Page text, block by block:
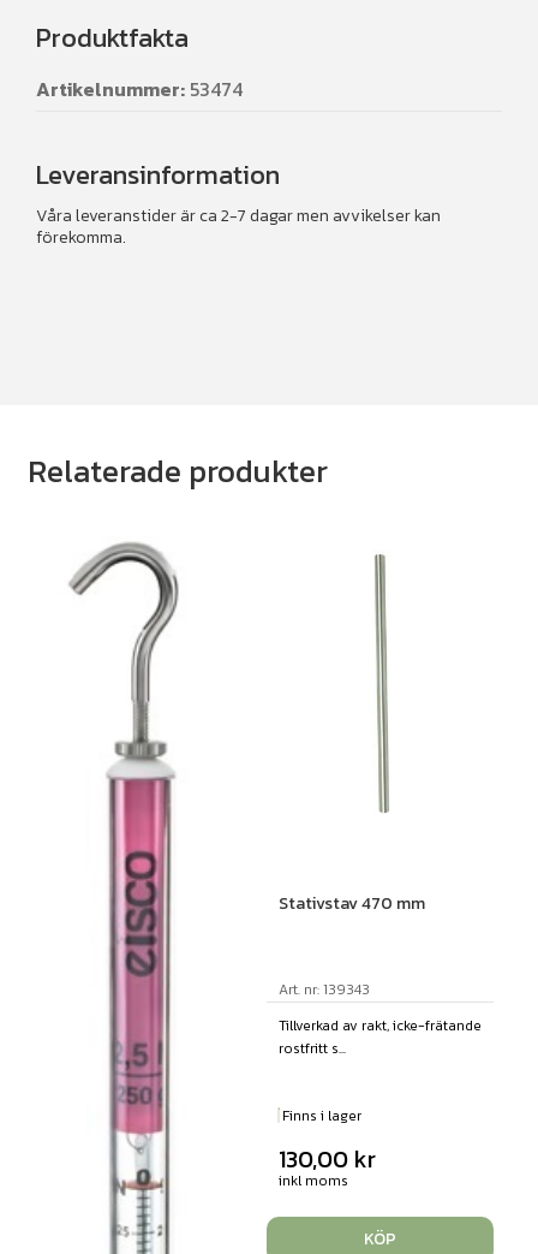
Produktfakta
Artikelnummer: 53474
Leveransinformation
Våra leveranstider är ca 2-7 dagar men avvikelser kan
förekomma.
Relaterade produkter
Stativstav 470 mm
Art. nr: 139343
Tillverkad av rakt, icke-frätande
rostfritt s...
Finns i lager
130,00 kr
inkl moms
KÖP